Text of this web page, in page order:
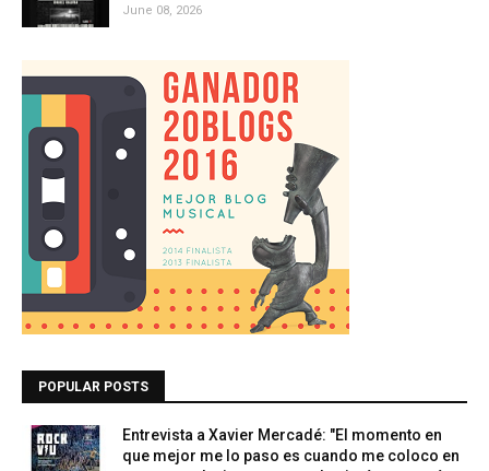
June 08, 2026
POPULAR POSTS
Entrevista a Xavier Mercadé: "El momento en
que mejor me lo paso es cuando me coloco en